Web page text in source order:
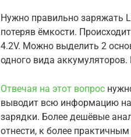
Нужно правильно заряжать
потеряв ёмкости.
4.2V. Можно выделить 2
одного вида
Отвечая на этот вопрос
выводит всю информацию на
зарядки. Более дешёвые
отнести, к более